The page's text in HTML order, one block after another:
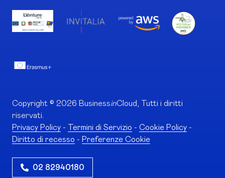
Copyright © 2026 BusinessinCloud, Tutti i diritti
riservati.
Privacy Policy - Termini di Servizio - Cookie Policy -
Diritto di recesso - Preferenze Cookie
02 82940180